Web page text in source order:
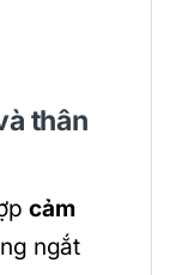
thân
cảm
ngắt